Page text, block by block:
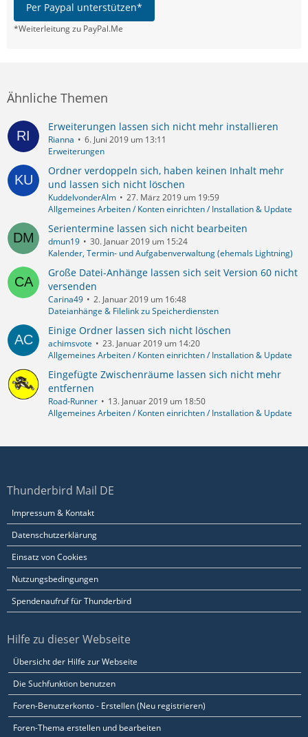
Per Paypal unterstützen*
*Weiterleitung zu PayPal.Me
Ähnliche Themen
Erweiterungen lassen sich nicht mehr installieren
Rianna
6. Juni 2019 um 13:11
Erweiterungen
Ordner verdoppeln sich, haben keinen Inhalt mehr
und lassen sich nicht löschen
KuddelvonderAlm
27. März 2019 um 19:59
Allgemeines Arbeiten / Konten einrichten / Installation & Update
Serientermine lassen sich nicht bearbeiten
dmun19
30. Januar 2019 um 15:24
Kalender, Termin- und Aufgabenverwaltung (ehemals Lightning)
Große Datei-Anhänge lassen sich seit Version 60 nicht
versenden
Carina49
2. Januar 2019 um 16:48
Dateianhänge & Filelink zu Speicherdiensten
Einige Ordner lassen sich nicht löschen
achimsvote
23. Januar 2019 um 14:20
Allgemeines Arbeiten / Konten einrichten / Installation & Update
Eingefügte Zwischenräume lassen sich nicht mehr
entfernen
Road-Runner
13. Januar 2019 um 18:50
Allgemeines Arbeiten / Konten einrichten / Installation & Update
Thunderbird Mail DE
Impressum & Kontakt
Datenschutzerklärung
Einsatz von Cookies
Nutzungsbedingungen
Spendenaufruf für Thunderbird
Hilfe zu dieser Webseite
Übersicht der Hilfe zur Webseite
Die Suchfunktion benutzen
Foren-Benutzerkonto - Erstellen (Neu registrieren)
Foren-Thema erstellen und bearbeiten